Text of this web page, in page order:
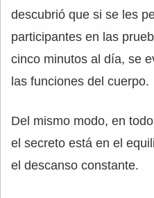
descubrió que si se les
participantes en las
cinco minutos al día, se
las funciones del cuerpo.
Del mismo modo, en
el secreto está en el
el descanso constante.